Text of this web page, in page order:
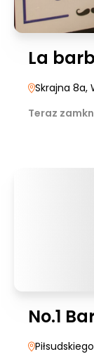
La
Skrajna 8a,
Teraz
No.1
Piłsudskiego